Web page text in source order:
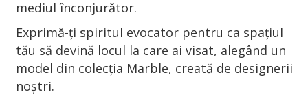
mediul înconjurător.
Exprimă-ți spiritul evocator pentru ca spațiul
tău să devină locul la care ai visat, alegând un
model din colecția Marble, creată de designerii
noștri.